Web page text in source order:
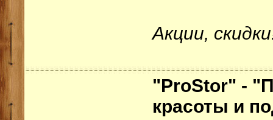
Акции,
"ProStor" -
красоты и